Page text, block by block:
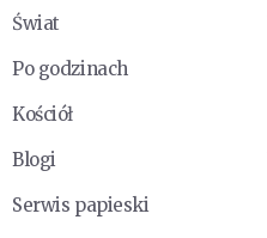
Świat
Po godzinach
Kościół
Blogi
Serwis papieski